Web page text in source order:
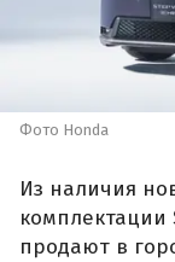
Фото Honda
Из наличия
комплектации
продают в